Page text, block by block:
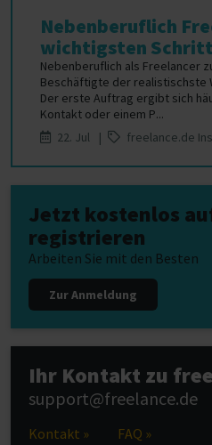
Nebenberuflich
wichtigsten
Nebenberuflich als Freelancer
Beschäftigte der realistischste
Der erste Auftrag ergibt sich
Kontakt oder einem P...
22. Jul |
freelance.de
Jetzt kostenlos
registrieren
Arbeiten Sie mit den Besten
Zur Anmeldung
Ihr Kontakt zu
support@freelance.de
Kontakt » FAQ »